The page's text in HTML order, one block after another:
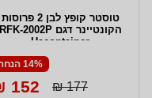
טוסטר קופץ לבן 2 פרוסות
הקונטיינר דגם RFK-2002P
Hacontainer
14% הנחה
177 ₪
152 ₪